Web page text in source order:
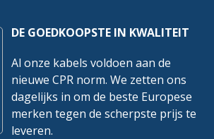
DE GOEDKOOPSTE IN KWALITEIT
Al onze kabels voldoen aan de
nieuwe CPR norm. We zetten ons
dagelijks in om de beste Europese
merken tegen de scherpste prijs te
leveren.